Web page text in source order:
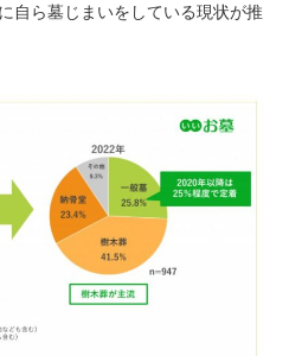
自ら墓じまいをしている現状が推